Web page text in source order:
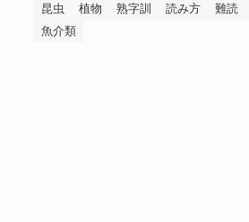
昆虫
植物 熟字訓 読み方 難読
魚介類